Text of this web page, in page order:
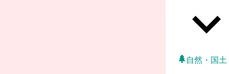
自然・国土